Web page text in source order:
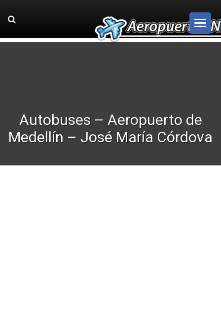
Autobuses – Aeropuerto de
Medellín – José María Córdova